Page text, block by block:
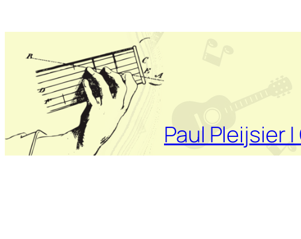
naar
inhoud
Paul Pleijsier